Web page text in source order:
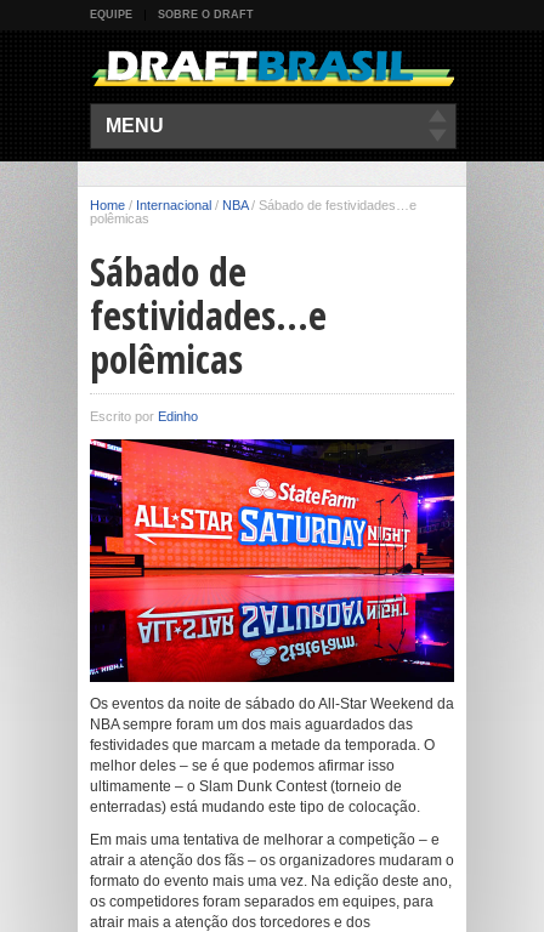
EQUIPE SOBRE O DRAFT
MENU
Home / Internacional / NBA / Sábado de festividades…e
polêmicas
Sábado de
festividades…e
polêmicas
Escrito por Edinho
Os eventos da noite de sábado do All-Star Weekend da
NBA sempre foram um dos mais aguardados das
festividades que marcam a metade da temporada. O
melhor deles – se é que podemos afirmar isso
ultimamente – o Slam Dunk Contest (torneio de
enterradas) está mudando este tipo de colocação.
Em mais uma tentativa de melhorar a competição – e
atrair a atenção dos fãs – os organizadores mudaram o
formato do evento mais uma vez. Na edição deste ano,
os competidores foram separados em equipes, para
atrair mais a atenção dos torcedores e dos